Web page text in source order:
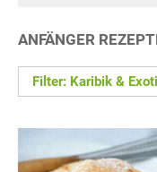
ANFÄNGER
Filter: Karibik &